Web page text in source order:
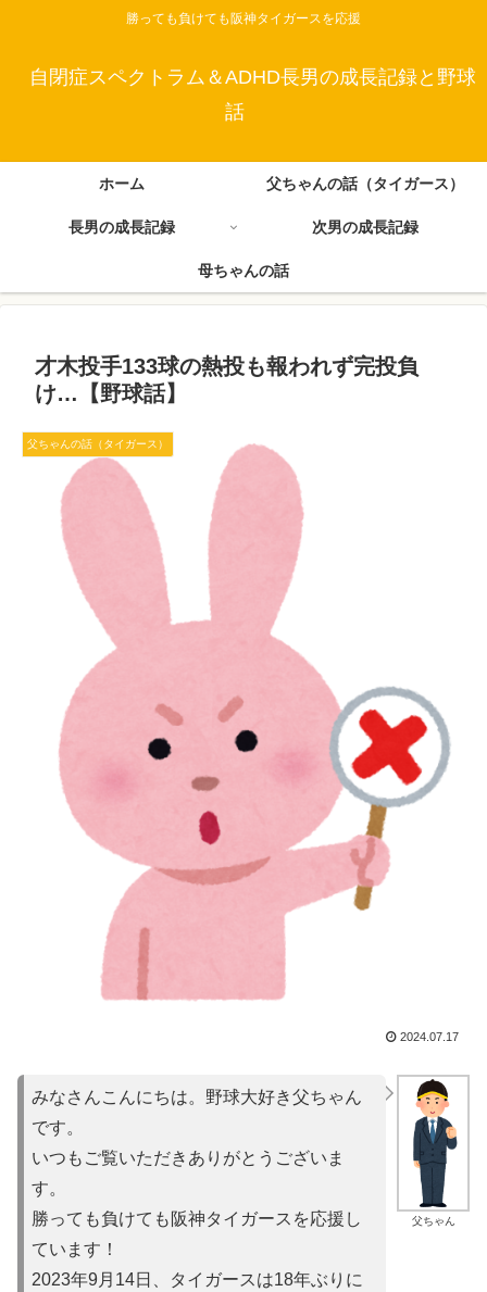
勝っても負けても阪神タイガースを応援
自閉症スペクトラム＆ADHD長男の成長記録と野球
話
ホーム 父ちゃんの話（タイガース）
長男の成長記録 次男の成長記録
母ちゃんの話
才木投手133球の熱投も報われず完投負
け…【野球話】
父ちゃんの話（タイガース）
2024.07.17
父ちゃん
みなさんこんにちは。野球大好き父ちゃん
です。
いつもご覧いただきありがとうございま
す。
勝っても負けても阪神タイガースを応援し
ています！
2023年9月14日、タイガースは18年ぶりに